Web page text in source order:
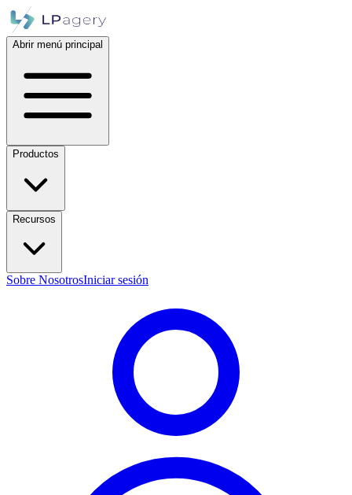
Abrir menú principal
Productos
Recursos
Sobre NosotrosIniciar sesión